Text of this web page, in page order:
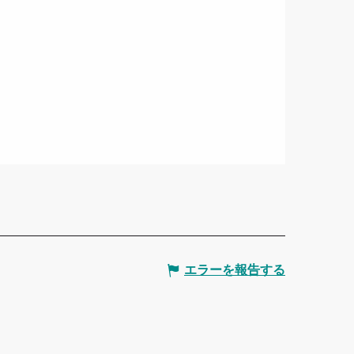
エラーを報告する